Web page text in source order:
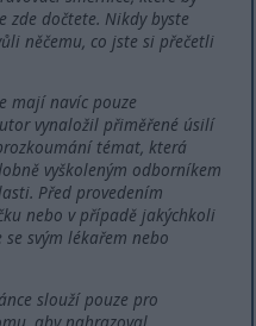
zde dočtete. Nikdy byste
něčemu, co jste si přečetli
mají navíc pouze
vynaložil přiměřené úsilí
témat, která
vyškoleným odborníkem
Před provedením
nebo v případě jakýchkoli
svým lékařem nebo
slouží pouze pro